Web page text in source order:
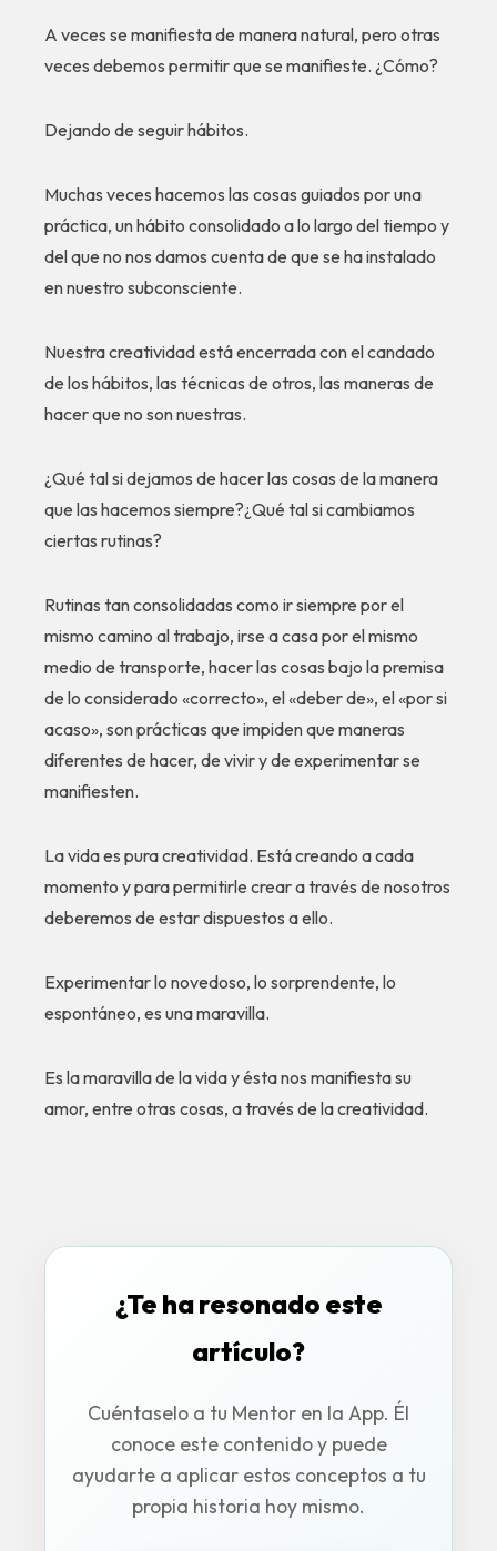
A veces se manifiesta de manera natural, pero otras
veces debemos permitir que se manifieste. ¿Cómo?
Dejando de seguir hábitos.
Muchas veces hacemos las cosas guiados por una
práctica, un hábito consolidado a lo largo del tiempo y
del que no nos damos cuenta de que se ha instalado
en nuestro subconsciente.
Nuestra creatividad está encerrada con el candado
de los hábitos, las técnicas de otros, las maneras de
hacer que no son nuestras.
¿Qué tal si dejamos de hacer las cosas de la manera
que las hacemos siempre?¿Qué tal si cambiamos
ciertas rutinas?
Rutinas tan consolidadas como ir siempre por el
mismo camino al trabajo, irse a casa por el mismo
medio de transporte, hacer las cosas bajo la premisa
de lo considerado «correcto», el «deber de», el «por si
acaso», son prácticas que impiden que maneras
diferentes de hacer, de vivir y de experimentar se
manifiesten.
La vida es pura creatividad. Está creando a cada
momento y para permitirle crear a través de nosotros
deberemos de estar dispuestos a ello.
Experimentar lo novedoso, lo sorprendente, lo
espontáneo, es una maravilla.
Es la maravilla de la vida y ésta nos manifiesta su
amor, entre otras cosas, a través de la creatividad.
¿Te ha resonado este
artículo?
Cuéntaselo a tu Mentor en la App. Él
conoce este contenido y puede
ayudarte a aplicar estos conceptos a tu
propia historia hoy mismo.